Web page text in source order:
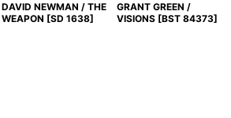
DAVID NEWMAN / THE
WEAPON [SD 1638]
GRANT GREEN /
VISIONS [BST 84373]